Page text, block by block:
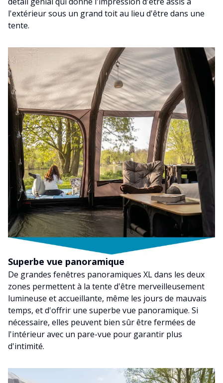
l'extérieur sous un grand toit au lieu d'être dans une
tente.
Superbe vue panoramique
De grandes fenêtres panoramiques XL dans les deux
zones permettent à la tente d'être merveilleusement
lumineuse et accueillante, même les jours de mauvais
temps, et d'offrir une superbe vue panoramique. Si
nécessaire, elles peuvent bien sûr être fermées de
l'intérieur avec un pare-vue pour garantir plus
d'intimité.